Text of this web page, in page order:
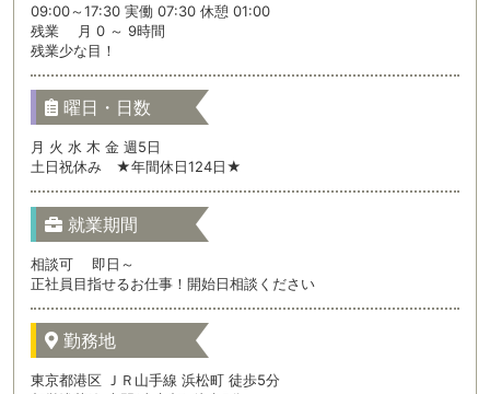
09:00～17:30 実働 07:30 休憩 01:00
残業 月 0 ～ 9時間
残業少な目！
曜日・日数
月 火 水 木 金 週5日
土日祝休み ★年間休日124日★
就業期間
相談可 即日～
正社員目指せるお仕事！開始日相談ください
勤務地
東京都港区 ＪＲ山手線 浜松町 徒歩5分